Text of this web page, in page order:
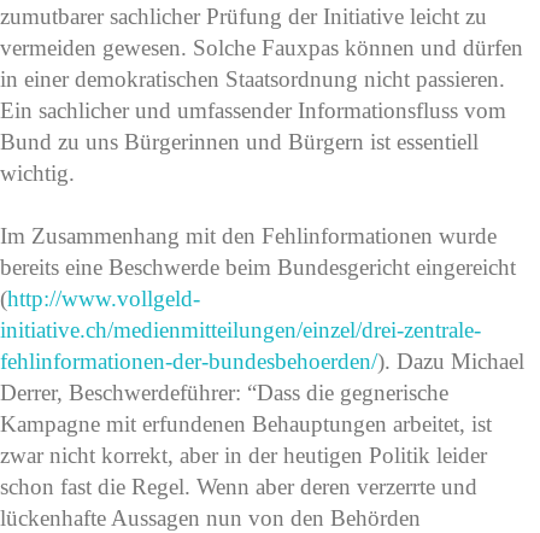
zumutbarer sachlicher Prüfung der Initiative leicht zu
vermeiden gewesen. Solche Fauxpas können und dürfen
in einer demokratischen Staatsordnung nicht passieren.
Ein sachlicher und umfassender Informationsfluss vom
Bund zu uns Bürgerinnen und Bürgern ist essentiell
wichtig.
Im Zusammenhang mit den Fehlinformationen wurde
bereits eine Beschwerde beim Bundesgericht eingereicht
(http://www.vollgeld-
initiative.ch/medienmitteilungen/einzel/drei-zentrale-
fehlinformationen-der-bundesbehoerden/). Dazu Michael
Derrer, Beschwerdeführer: “Dass die gegnerische
Kampagne mit erfundenen Behauptungen arbeitet, ist
zwar nicht korrekt, aber in der heutigen Politik leider
schon fast die Regel. Wenn aber deren verzerrte und
lückenhafte Aussagen nun von den Behörden